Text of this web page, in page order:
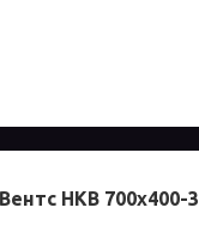
НКВ 700x400-3